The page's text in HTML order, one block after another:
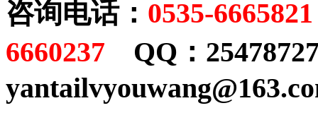
咨询电话： 0535-
6660237 QQ：